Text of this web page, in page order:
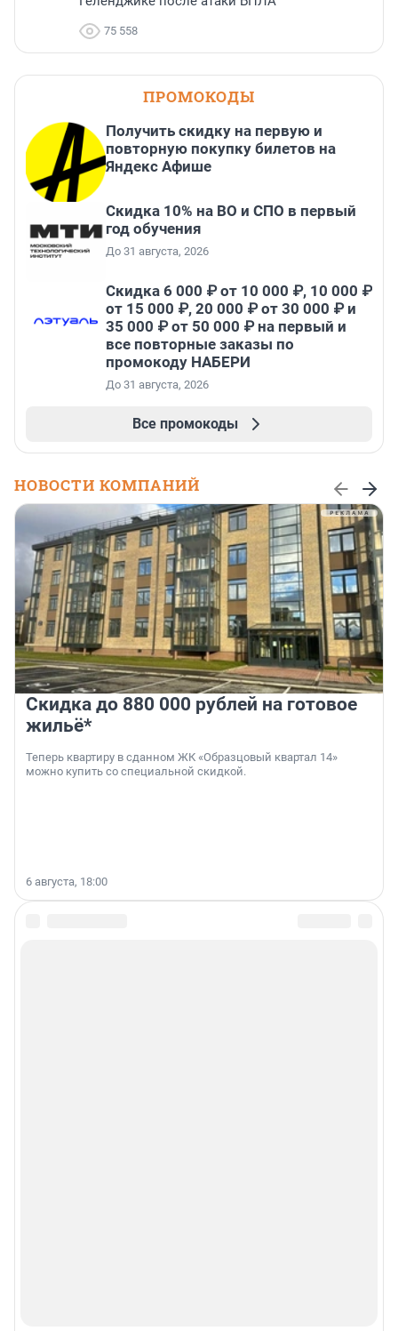
75 558
ПРОМОКОДЫ
Получить скидку на первую и
повторную покупку билетов на
Яндекс Афише
Скидка 10% на ВО и СПО в первый
год обучения
До 31 августа, 2026
Скидка 6 000 ₽ от 10 000 ₽, 10 000 ₽
от 15 000 ₽, 20 000 ₽ от 30 000 ₽ и
35 000 ₽ от 50 000 ₽ на первый и
все повторные заказы по
промокоду НАБЕРИ
До 31 августа, 2026
Все промокоды
НОВОСТИ КОМПАНИЙ
Скидка до 880 000 рублей на готовое
жильё*
Теперь квартиру в сданном ЖК «Образцовый квартал 14»
можно купить со специальной скидкой.
6 августа, 18:00